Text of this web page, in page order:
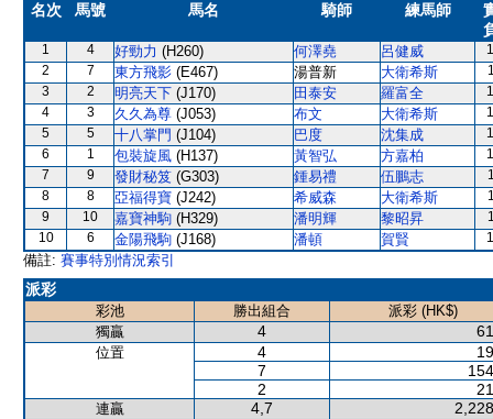
名次 馬號 馬名 騎師 練馬師
1 4 好勁力 (H260) 何澤堯 呂健威
2
7 東方飛影 (E467) 湯普新 大衛希斯
3
2 明亮天下 (J170) 田泰安 羅富全
4
3 久久為尊 (J053) 布文 大衛希斯
5
5 十八掌門 (J104) 巴度 沈集成
6
1 包裝旋風 (H137) 黃智弘 方嘉柏
7
9 發財秘笈 (G303) 鍾易禮 伍鵬志
8
8 亞福得寶 (J242) 希威森 大衛希斯
9
10 嘉寶神駒 (H329) 潘明輝 黎昭昇
10
6 金陽飛駒 (J168) 潘頓 賀賢
備註: 賽事特別情況索引
派彩
彩池 勝出組合
派彩 (HK$)
獨贏
4
位置 4
7
2
連贏 4,7